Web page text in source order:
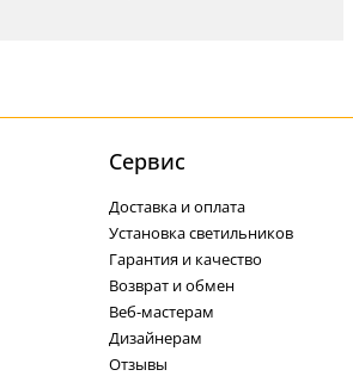
Cервис
Доставка и оплата
Установка светильников
Гарантия и качество
Возврат и обмен
Веб-мастерам
Дизайнерам
Отзывы